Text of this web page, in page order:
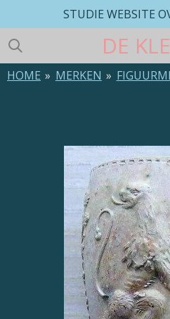
direct
naar
de
hoofdinhoud
DE
STUDIE WEBSITE
HOME » MERKEN »